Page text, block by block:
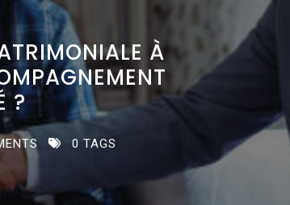
À
?
0 TAGS